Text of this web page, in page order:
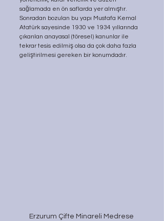
sağlamada en ön saflarda yer almıştır.
Sonradan bozulan bu yapı Mustafa Kemal
Atatürk sayesinde 1930 ve 1934 yıllarında
çıkarılan anayasal (töresel) kanunlar ile
tekrar tesis edilmiş olsa da çok daha fazla
geliştirilmesi gereken bir konumdadır.
Erzurum Çifte Minareli Medrese